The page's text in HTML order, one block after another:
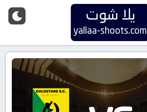
يلا شوت
yallaa-shoots.com